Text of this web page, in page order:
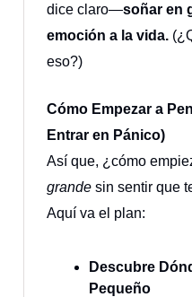
dice claro—soñar en
emoción a la vida.
eso?)
Cómo Empezar a
Entrar en Pánico)
Así que, ¿cómo
grande sin sentir que
Aquí va el plan:
Descubre
Pequeño